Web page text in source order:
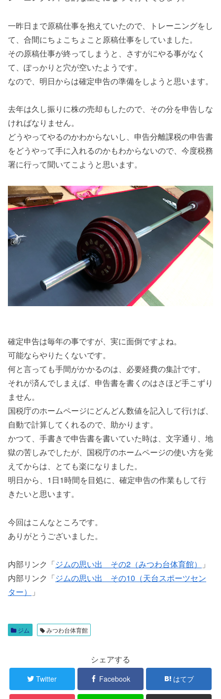
一昨日まで原稿仕事を抱えていたので、トレーニングをし
て、合間にちょこちょこと原稿仕事をしていました。
その原稿仕事が終ってしまうと、さすがにやる事がなく
て、ぽっかりと穴が空いたようです。
なので、明日からは確定申告の準備をしようと思います。
去年は久し振りに株の売却もしたので、その分を申告しな
ければなりません。
どうやってやるのかわからないし、申告分離課税の申告書
をどうやって手に入れるのかもわからないので、今度税務
署に行って聞いてこようと思います。
確定申告は毎年の事ですが、実に面倒ですよね。
可能ならやりたくないです。
何と言っても手間がかかるのは、必要経費の集計です。
それが済んでしまえば、申告書を書くのはさほど手こずり
ません。
国税庁のホームページにどんどん数値を記入して行けば、
自動で計算してくれるので、助かります。
かつて、手書きで申告書を書いていた時は、文字通り、地
獄の苦しみでしたが、国税庁のホームページの使い方を覚
えてからは、とても楽になりました。
明日から、1日1時間を目処に、確定申告の作業もして行
きたいと思います。
今回はこんなところです。
ありがとうございました。
内部リンク「ジムの思い出 その2（みつわ台体育館）
」
内部リンク「ジムの思い出 その10（天台スポーツセン
ター）
」
ジム みつわ台体育館
シェアする
Twitter Facebook はてブ